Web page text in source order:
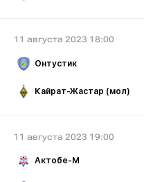
11 августа 2023 18:00
Онтустик
Кайрат-Жастар (мол)
11 августа 2023 19:00
Актобе-М